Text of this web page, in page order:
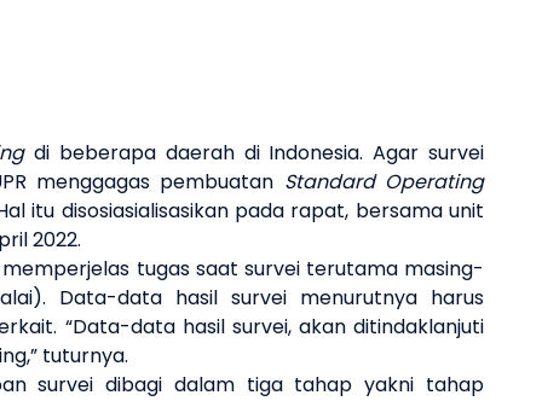
di beberapa daerah di Indonesia. Agar survei
menggagas pembuatan Standard Operating
itu disosiasialisasikan pada rapat, bersama unit
2022.
tugas saat survei terutama masing-
Data-data hasil survei menurutnya harus
“Data-data hasil survei, akan ditindaklanjuti
tuturnya.
survei dibagi dalam tiga tahap yakni tahap